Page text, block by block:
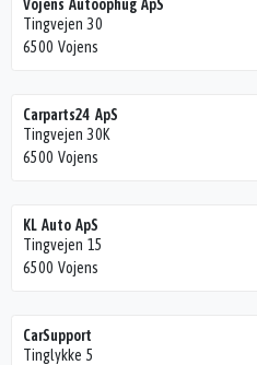
Vojens Autoophug ApS
Tingvejen 30
6500 Vojens
Carparts24 ApS
Tingvejen 30K
6500 Vojens
KL Auto ApS
Tingvejen 15
6500 Vojens
CarSupport
Tinglykke 5